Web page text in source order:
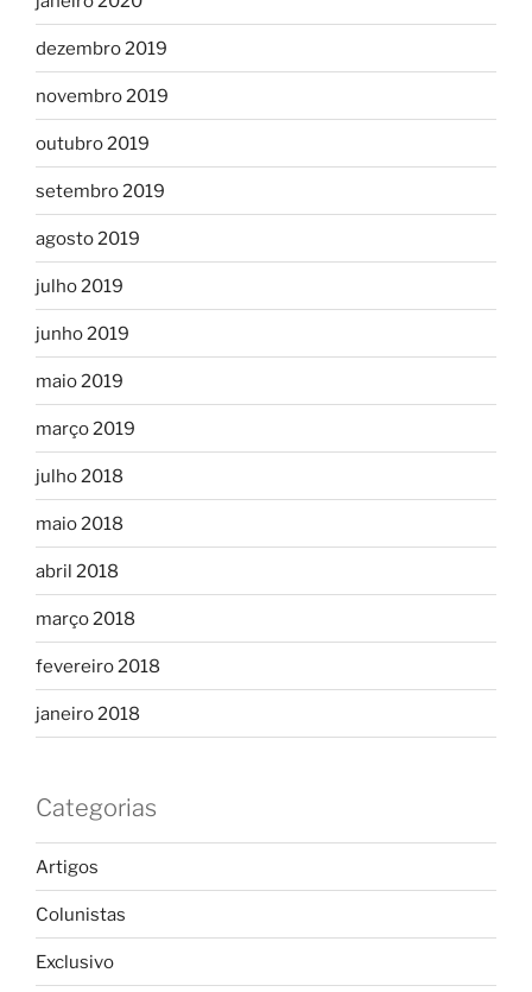
dezembro 2019
novembro 2019
outubro 2019
setembro 2019
agosto 2019
julho 2019
junho 2019
maio 2019
março 2019
julho 2018
maio 2018
abril 2018
março 2018
fevereiro 2018
janeiro 2018
Categorias
Artigos
Colunistas
Exclusivo